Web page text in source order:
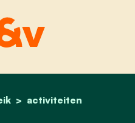
activiteiten
bbq_parkinson_liga